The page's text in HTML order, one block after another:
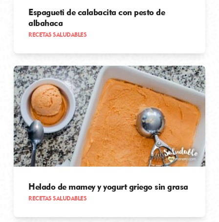
Espagueti de calabacita con pesto de
albahaca
RECETAS SALUDABLES
Helado de mamey y yogurt griego sin grasa
RECETAS SALUDABLES